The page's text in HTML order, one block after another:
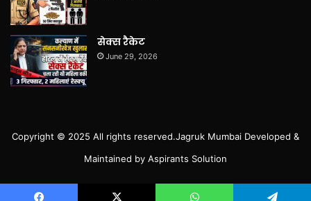
सेक्स रैकेट
June 29, 2026
Copyright © 2025 All rights reserved.Jagruk Mumbai Developed &
Maintained by Aspirants Solution